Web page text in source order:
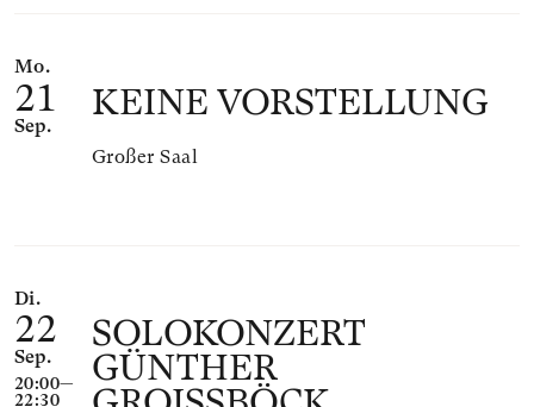
Mo.
21
Sep.
KEINE VORSTELLUNG
Großer Saal
Di.
22
Sep.
20:00—
22:30
SOLO­KONZERT
GÜNTHER